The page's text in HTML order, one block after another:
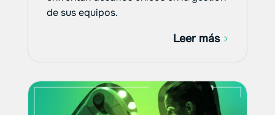
de sus equipos.
Leer más